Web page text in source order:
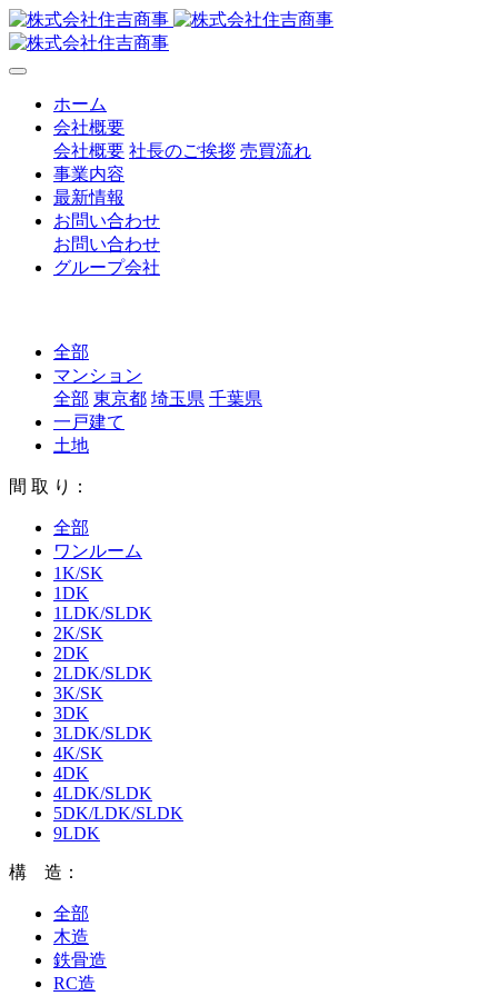
ホーム
会社概要
会社概要 社長のご挨拶 売買流れ
事業内容
最新情報
お問い合わせ
お問い合わせ
グループ会社
全部
マンション
全部 東京都 埼玉県 千葉県
一戸建て
土地
間 取 り：
全部
ワンルーム
1K/SK
1DK
1LDK/SLDK
2K/SK
2DK
2LDK/SLDK
3K/SK
3DK
3LDK/SLDK
4K/SK
4DK
4LDK/SLDK
5DK/LDK/SLDK
9LDK
構 造：
全部
木造
鉄骨造
RC造